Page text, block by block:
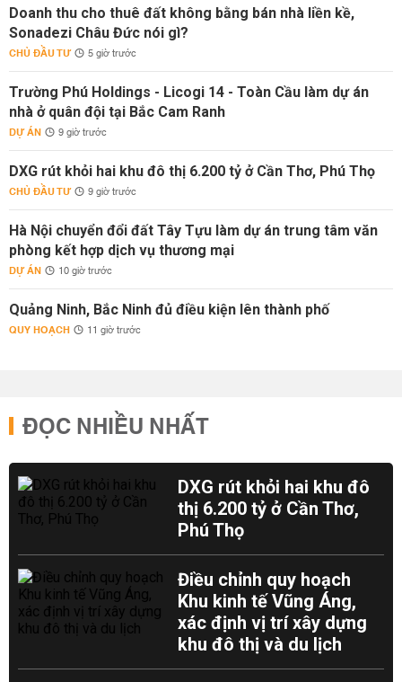
Doanh thu cho thuê đất không bằng bán nhà liền kề,
Sonadezi Châu Đức nói gì?
CHỦ ĐẦU TƯ 5 giờ trước
Trường Phú Holdings - Licogi 14 - Toàn Cầu làm dự án
nhà ở quân đội tại Bắc Cam Ranh
DỰ ÁN 9 giờ trước
DXG rút khỏi hai khu đô thị 6.200 tỷ ở Cần Thơ, Phú Thọ
CHỦ ĐẦU TƯ 9 giờ trước
Hà Nội chuyển đổi đất Tây Tựu làm dự án trung tâm văn
phòng kết hợp dịch vụ thương mại
DỰ ÁN 10 giờ trước
Quảng Ninh, Bắc Ninh đủ điều kiện lên thành phố
QUY HOẠCH 11 giờ trước
ĐỌC NHIỀU NHẤT
DXG rút khỏi hai khu đô
thị 6.200 tỷ ở Cần Thơ,
Phú Thọ
Điều chỉnh quy hoạch
Khu kinh tế Vũng Áng,
xác định vị trí xây dựng
khu đô thị và du lịch